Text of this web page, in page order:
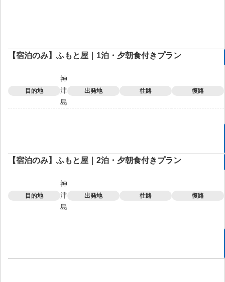
【宿泊のみ】ふもと屋｜1泊・夕朝食付きプラン
目的地
神
津
島
出発地 往路 復路
【宿泊のみ】ふもと屋｜2泊・夕朝食付きプラン
目的地
神
津
島
出発地 往路 復路